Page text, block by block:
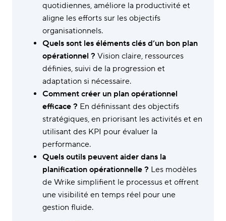
quotidiennes, améliore la productivité et
aligne les efforts sur les objectifs
organisationnels.
Quels sont les éléments clés d’un bon plan
opérationnel ? Vision claire, ressources
définies, suivi de la progression et
adaptation si nécessaire.
Comment créer un plan opérationnel
efficace ? En définissant des objectifs
stratégiques, en priorisant les activités et en
utilisant des KPI pour évaluer la
performance.
Quels outils peuvent aider dans la
planification opérationnelle ? Les modèles
de Wrike simplifient le processus et offrent
une visibilité en temps réel pour une
gestion fluide.